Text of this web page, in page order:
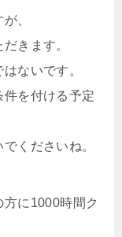
、
きます。
ないです。
を付ける予定
くださいね。
に1000時間ク